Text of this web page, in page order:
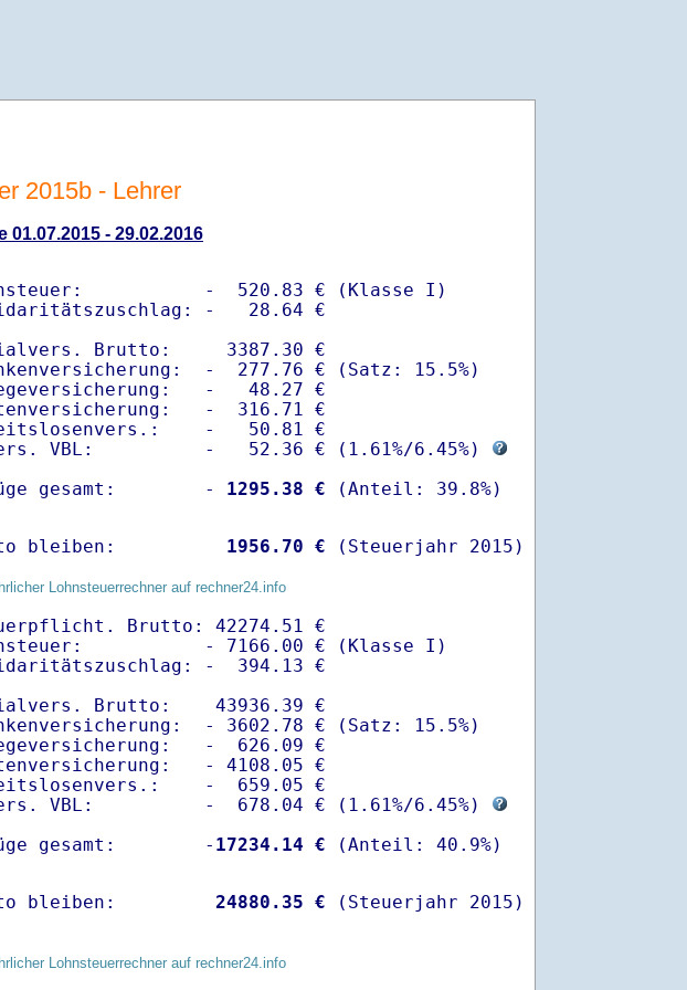
2015b - Lehrer
- 29.02.2016
-  520.83 € (Klasse I)
-   28.64 €
Brutto:     3387.30 €
-  277.76 € (Satz: 15.5%)
-   48.27 €
-  316.71 €
-   50.81 €
VBL:          -   52.36 € ( 1.61%/6.45%)
gesamt:        -
1295.38 €
bleiben: 1956.70 € (Steuerjahr 2015)
Lohnsteuerrechner auf rechner24.info
Brutto: 42274.51 €
- 7166.00 € (Klasse I)
-  394.13 €
Brutto:    43936.39 €
- 3602.78 € (Satz: 15.5%)
-  626.09 €
- 4108.05 €
-  659.05 €
VBL:          -  678.04 € ( 1.61%/6.45%)
gesamt:        - 17234.14 €
bleiben: 24880.35 € (Steuerjahr 2015)
Lohnsteuerrechner auf rechner24.info